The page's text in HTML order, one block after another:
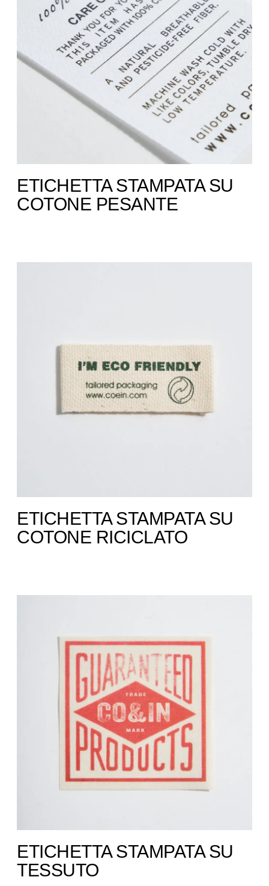
ETICHETTA STAMPATA SU
COTONE PESANTE ​
ETICHETTA STAMPATA SU
COTONE RICICLATO ​
ETICHETTA STAMPATA SU
TESSUTO